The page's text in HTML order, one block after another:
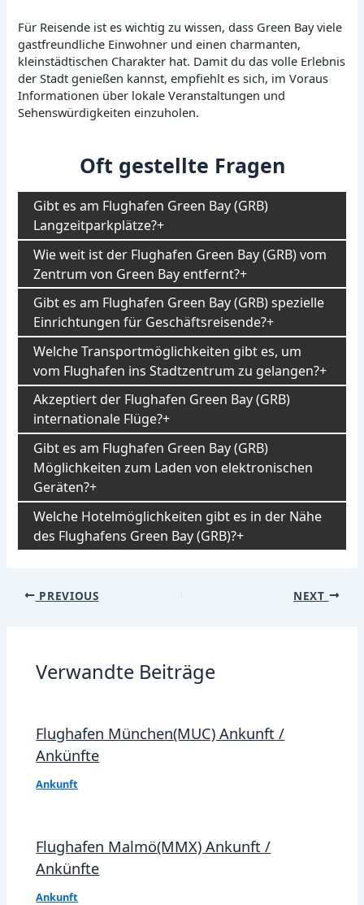
Für Reisende ist es wichtig zu wissen, dass Green Bay viele
gastfreundliche Einwohner und einen charmanten,
kleinstädtischen Charakter hat. Damit du das volle Erlebnis
der Stadt genießen kannst, empfiehlt es sich, im Voraus
Informationen über lokale Veranstaltungen und
Sehenswürdigkeiten einzuholen.
Oft gestellte Fragen
Gibt es am Flughafen Green Bay (GRB)
Langzeitparkplätze?
Wie weit ist der Flughafen Green Bay (GRB) vom
Zentrum von Green Bay entfernt?
Gibt es am Flughafen Green Bay (GRB) spezielle
Einrichtungen für Geschäftsreisende?
Welche Transportmöglichkeiten gibt es, um
vom Flughafen ins Stadtzentrum zu gelangen?
Akzeptiert der Flughafen Green Bay (GRB)
internationale Flüge?
Gibt es am Flughafen Green Bay (GRB)
Möglichkeiten zum Laden von elektronischen
Geräten?
Welche Hotelmöglichkeiten gibt es in der Nähe
des Flughafens Green Bay (GRB)?
Post
PREVIOUS NEXT
Verwandte Beiträge
Flughafen München(MUC) Ankunft /
Ankünfte
Ankunft
Flughafen Malmö(MMX) Ankunft /
Ankünfte
Ankunft